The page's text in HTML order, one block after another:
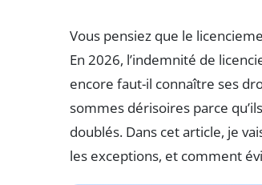
Vous pensiez que le
En 2026, l’indemnité de
encore faut-il connaître ses
sommes dérisoires parce
doublés. Dans cet article, je
les exceptions, et comment